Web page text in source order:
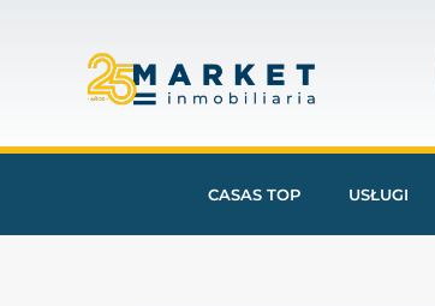
CASAS TOP USŁUGI